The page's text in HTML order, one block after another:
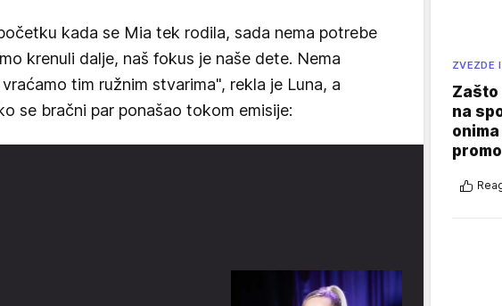
kada se Mia tek rodila, sada nema potrebe
krenuli dalje, naš fokus je naše dete. Nema
tim ružnim stvarima", rekla je Luna, a
se bračni par ponašao tokom emisije:
ZVEZDE
Zašto
na